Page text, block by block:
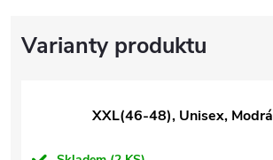
XXL(46-48), Unisex, Modrá